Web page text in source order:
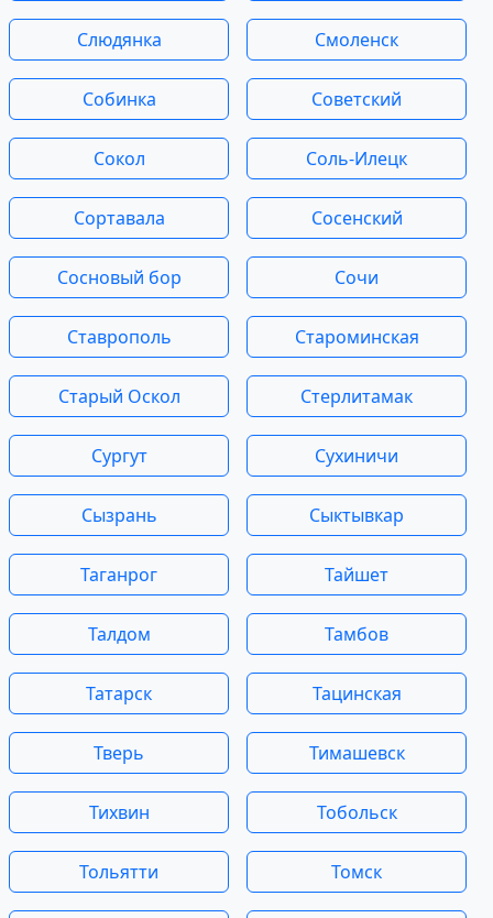
Слюдянка Смоленск
Собинка Советский
Сокол Соль-Илецк
Сортавала Сосенский
Сосновый бор Сочи
Ставрополь Староминская
Старый Оскол Стерлитамак
Сургут Сухиничи
Сызрань Сыктывкар
Таганрог Тайшет
Талдом Тамбов
Татарск Тацинская
Тверь Тимашевск
Тихвин Тобольск
Тольятти Томск